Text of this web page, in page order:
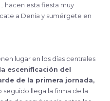
hacen esta fiesta muy
a Denia y sumérgete en
lugar en los días centrales
escenificación del
de la primera jornada,
seguido llega la firma de la